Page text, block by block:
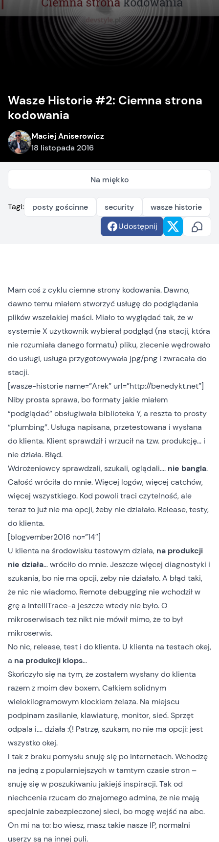
Wasze Historie #2: Ciemna strona
kodowania
Maciej Aniserowicz
18 listopada 2016
Na miękko
Tagi: posty gościnne security
wasze historie
Udostępnij
Mam coś z cyklu ciemne strony kodowania. Dawno,
dawno temu miałem stworzyć usługę do podglądania
plików wszelakiej maści. Miało to wyglądać tak, że w
systemie X użytkownik wybierał podgląd (na stacji, która
nie rozumiała danego formatu) pliku, zlecenie wędrowało
do usługi, usługa przygotowywała jpg/png i zwracała do
stacji.
[wasze-historie name=”Arek” url=”http://benedykt.net”]
Niby prosta sprawa, bo formaty jakie miałem
“podglądać” obsługiwała biblioteka Y, a reszta to prosty
“plumbing”. Usługa napisana, przetestowana i wysłana
do klienta. Klient sprawdził i wrzucił na tzw. produkcję… i
nie działa. Błąd.
Wdrożeniowcy sprawdzali, szukali, oglądali…. nie bangla.
Całość wróciła do mnie. Więcej logów, więcej catchów,
więcej wszystkiego. Kod powoli traci czytelność, ale
teraz to już nie ma opcji, żeby nie działało. Release, testy,
do klienta.
[blogvember2016 no=”14″]
U klienta na środowisku testowym działa, na produkcji
nie działa… wróciło do mnie. Jeszcze więcej diagnostyki i
szukania, bo nie ma opcji, żeby nie działało. A błąd taki,
że nic nie wiadomo. Remote debugging nie wchodził w
grę a IntelliTrace-a jeszcze wtedy nie było. O
mikroserwisach też nikt nie mówił mimo, że to był
mikroserwis.
No nic, release, test i do klienta. U klienta na testach okej,
a na produkcji klops…
Skończyło się na tym, że zostałem wysłany do klienta
razem z moim dev boxem. Całkiem solidnym
wielokilogramowym klockiem żelaza. Na miejscu
podpinam zasilanie, klawiaturę, monitor, sieć. Sprzęt
odpala i…. działa :(! Patrzę, szukam, no nie ma opcji: jest
wszystko okej.
I tak z braku pomysłu snuję się po internetach. Wchodzę
na jedną z popularniejszych w tamtym czasie stron –
snuję się w poszukiwaniu jakiejś inspiracji. Tak od
niechcenia rzucam do znajomego admina, że nie mają
specjalnie zabezpieczonej sieci, bo mogę wejść na abc.
On mi na to: bo wiesz, masz takie nasze IP, normalni
userzy są na innej puli.